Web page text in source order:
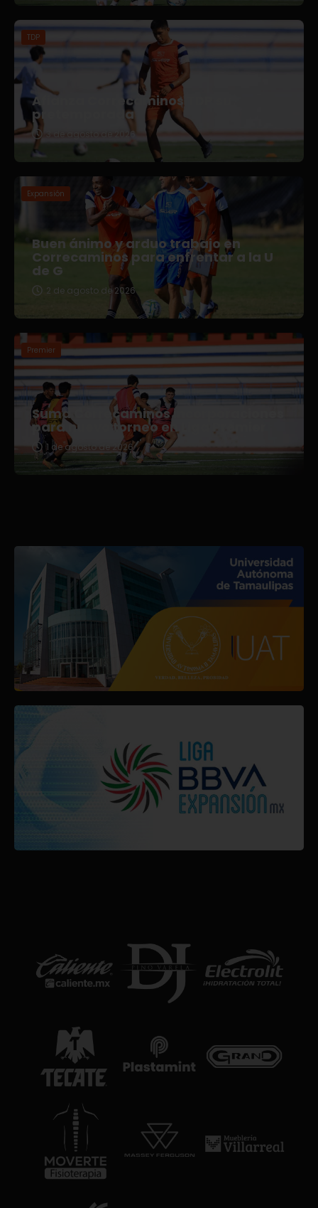
TDP
Afianza Correcaminos TDP su
pretemporada
3 de agosto de 2026
Expansión
Buen ánimo y arduo trabajo en
Correcaminos para enfrentar a la U
de G
2 de agosto de 2026
Premier
Suma Correcaminos incorporaciones
para nuevo torneo en Liga Premier
1 de agosto de 2026